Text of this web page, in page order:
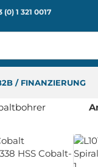
(0) 1 321 0017
/ FINANZIERUNG